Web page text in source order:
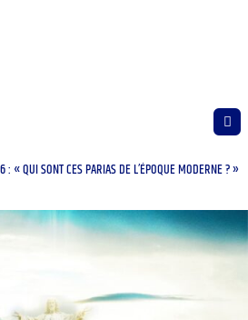
« QUI SONT CES PARIAS DE L’ÉPOQUE MODERNE ? »